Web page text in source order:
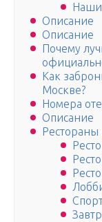
Наши
Описание
Описание
Почему
Как
Москве?
Номера
Описание